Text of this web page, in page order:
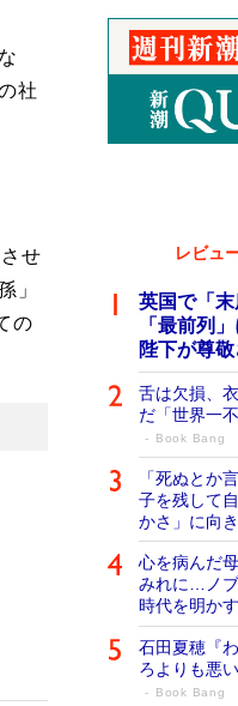
社
せ
」
の
レビュ
英国で「
「最前列
陛下が尊
舌は欠損、
だ「世界一
Book Bang
「死ぬとか
子を残して
かさ」に向
心を病んだ
みれに…ノ
時代を明かす
石田夏穂『
ろよりも悪
Book Bang